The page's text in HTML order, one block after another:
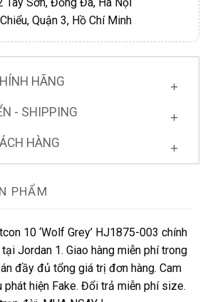
Quận 3, Hồ Chí Minh
HÃNG
- SHIPPING
HÀNG
PHẨM
10 ‘Wolf Grey’ HJ1875-003 chính
Jordan 1. Giao hàng miễn phí trong
đầy đủ tổng giá trị đơn hàng. Cam
phát hiện Fake. Đổi trả miễn phí size.